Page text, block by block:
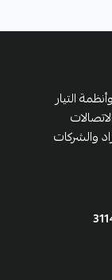
التيار
والشركات